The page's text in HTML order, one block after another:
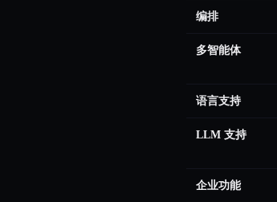
编排
多智能体
语言支持
LLM 支持
企业功能